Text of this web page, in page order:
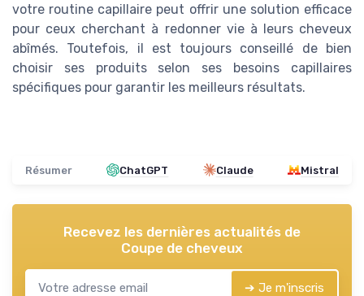
votre routine capillaire peut offrir une solution efficace
pour ceux cherchant à redonner vie à leurs cheveux
abîmés. Toutefois, il est toujours conseillé de bien
choisir ses produits selon ses besoins capillaires
spécifiques pour garantir les meilleurs résultats.
Résumer ChatGPT Claude Mistral
Recevez les dernières actualités de
Coupe de cheveux
➔ Je m'inscris